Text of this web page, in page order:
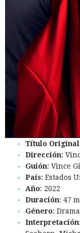
Título Original
Dirección:
Guión: Vince
País: Estados
Año: 2022
Duración: 47
Género:
Interpretación